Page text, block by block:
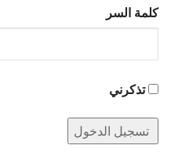
كلمة السر
تذكرني